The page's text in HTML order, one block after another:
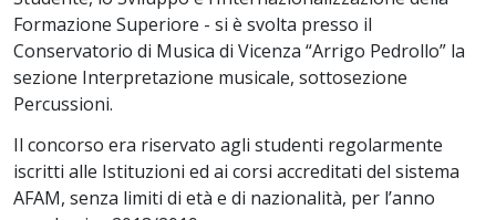
Formazione Superiore - si è svolta presso il
Conservatorio di Musica di Vicenza “Arrigo Pedrollo” la
sezione Interpretazione musicale, sottosezione
Percussioni.
Il concorso era riservato agli studenti regolarmente
iscritti alle Istituzioni ed ai corsi accreditati del sistema
AFAM, senza limiti di età e di nazionalità, per l’anno